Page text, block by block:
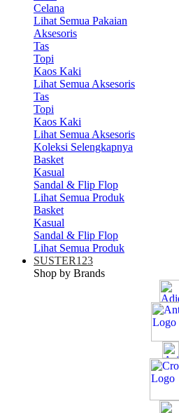
Celana
Lihat Semua Pakaian
Aksesoris
Tas
Topi
Kaos Kaki
Lihat Semua Aksesoris
Tas
Topi
Kaos Kaki
Lihat Semua Aksesoris
Koleksi Selengkapnya
Basket
Kasual
Sandal & Flip Flop
Lihat Semua Produk
Basket
Kasual
Sandal & Flip Flop
Lihat Semua Produk
SUSTER123
Shop by Brands